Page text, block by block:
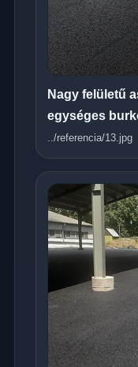
Nagy felületű
egységes
../referencia/13.jpg